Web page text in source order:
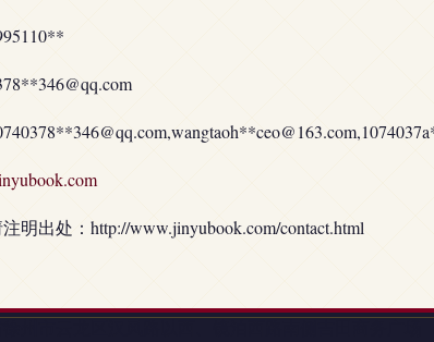
346@qq.com
346@qq.com,wangtaoh**ceo@163.com
明出处：http://www.jinyubook.com/contact.html